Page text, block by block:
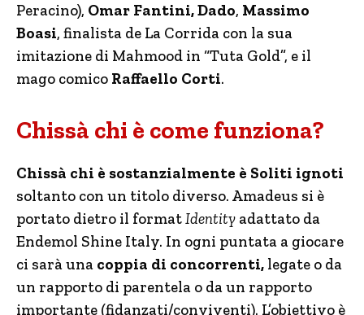
Peracino), Omar Fantini, Dado, Massimo
Boasi, finalista de La Corrida con la sua
imitazione di Mahmood in “Tuta Gold”, e il
mago comico Raffaello Corti.
Chissà chi è come funziona?
Chissà chi è sostanzialmente è Soliti ignoti
soltanto con un titolo diverso. Amadeus si è
portato dietro il formatIdentity adattato da
Endemol Shine Italy. In ogni puntata a giocare
ci sarà una coppia di concorrenti, legate o da
un rapporto di parentela o da un rapporto
importante (fidanzati/conviventi). L’obiettivo è